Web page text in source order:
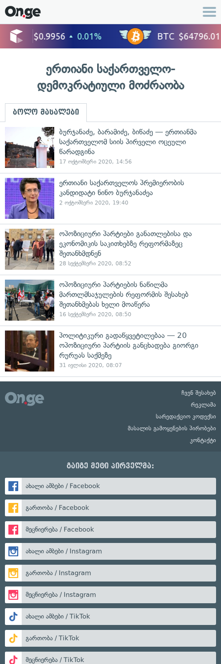
ერთიანი საქართველო-
დემოკრატიული მოძრაობა
ბოლო მასალები
ბურჯანაძე, ბარამიძე, ბიწაძე — ერთიანმა
საქართველომ სიის პირველი ოცეული
წარადგინა
17 ოქტომბერი 2020, 14:56
ერთიანი საქართველოს პრემიერობის
კანდიდატი ნინო ბურჯანაძეა
2 ოქტომბერი 2020, 19:40
ოპოზიციური პარტიები განათლებისა და
ეკონომიკის საკითხებზე რეფორმაზეც
შეთანხმდნენ
28 სექტემბერი 2020, 08:52
ოპოზიციური პარტიების ნაწილმა
მართლმსაჯულების რეფორმის შესახებ
შეთანხმებას ხელი მოაწერა
16 სექტემბერი 2020, 08:50
პოლიტიკური გადაწყვეტილებაა — 20
ოპოზიციური პარტიის განცხადება გიორგი
რურუას საქმეზე
31 ივლისი 2020, 08:07
ჩვენ შესახებ
რეკლამა
სარედაქციო კოდექსი
მასალის გამოყენების პირობები
კონტაქტი
გაიგე მეტი პირველმა:
ახალი ამბები / Facebook
გართობა / Facebook
მეცნიერება / Facebook
ახალი ამბები / Instagram
გართობა / Instagram
მეცნიერება / Instagram
ახალი ამბები / TikTok
გართობა / TikTok
მეცნიერება / TikTok